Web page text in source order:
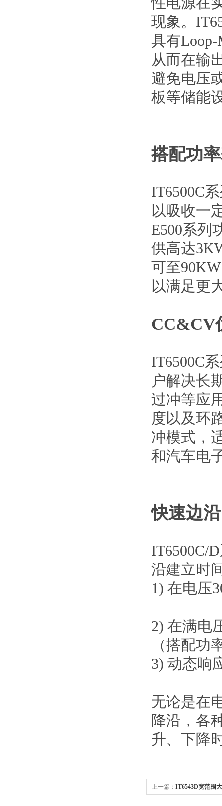
现象。
具有
从而在输
避免电压
板等储能
搭配功
IT6500C
以吸收一
E500系列
供高达
可至
以满足更
CC&CV
IT6500C
户解决长
过冲等应
度以及环
冲模式，
和汽车电
快速边
IT6500C/
沿建立时
1) 在电压
2) 在满电
（搭配功
3) 动态响
无论是在
降沿，各
升、下降
上一篇： IT6543D宽范围